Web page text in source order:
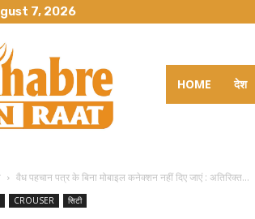
7, 2026
HOME देश
वैध पहचान पत्र के बिना मोबाइल कनेक्शन नहीं दिए जाएं : अतिरिक्त...
CROUSER सिटी